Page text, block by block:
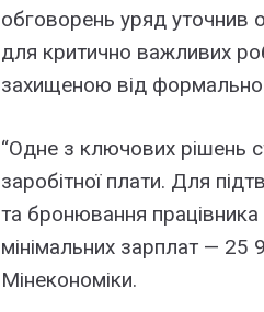
обговорень уряд
для критично важливих
захищеною від
“Одне з ключових рішень
заробітної плати. Для
та бронювання
мінімальних зарплат — 25
Мінекономіки.